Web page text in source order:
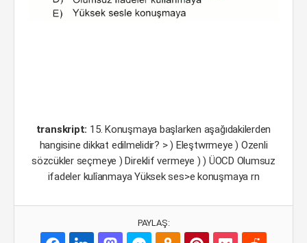
transkript: 15. Konuşmaya başlarken aşağıdakilerden
hangisine dikkat edilmelidir? > ) Eleştwrmeye ) Ozenli
sözcükler seçmeye ) Direklif vermeye ) ) ÜOCD Olumsuz
ifadeler kulîanmaya Yüksek ses>e konuşmaya rn
PAYLAŞ: